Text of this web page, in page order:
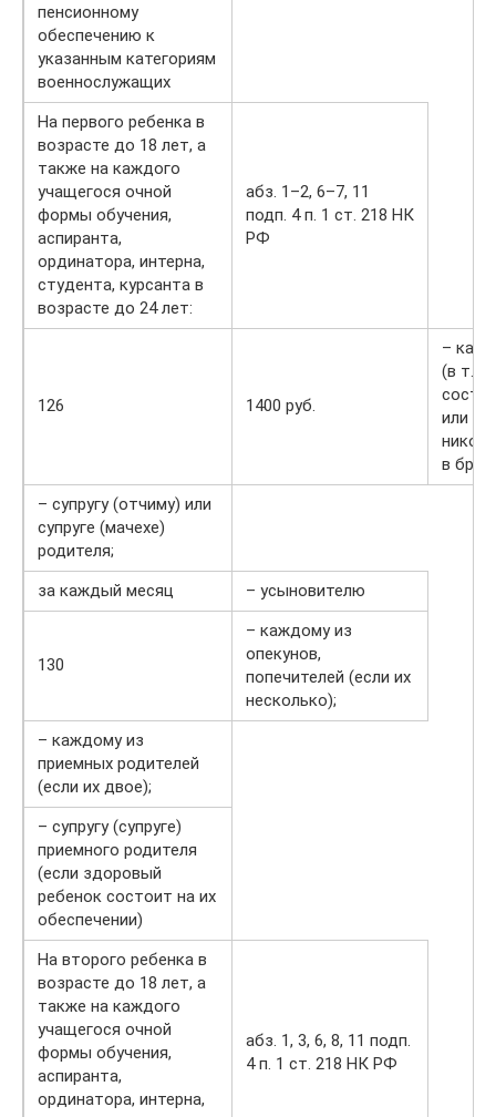
пенсионному
обеспечению к
указанным категориям
военнослужащих
На первого ребенка в
возрасте до 18 лет, а
также на каждого
учащегося очной
формы обучения,
аспиранта,
ординатора, интерна,
студента, курсанта в
возрасте до 24 лет:
абз. 1–2, 6–7, 11
подп. 4 п. 1 ст. 218 НК
РФ
126 1400 руб.
–
(в т.
или
в
– супругу (отчиму) или
супруге (мачехе)
родителя;
за каждый месяц
– усыновителю
130
– каждому из
опекунов,
попечителей (если их
несколько);
– каждому из
приемных родителей
(если их двое);
– супругу (супруге)
приемного родителя
(если здоровый
ребенок состоит на их
обеспечении)
На второго ребенка в
возрасте до 18 лет, а
также на каждого
учащегося очной
формы обучения,
аспиранта,
ординатора, интерна,
абз. 1, 3, 6, 8, 11 подп.
4 п. 1 ст. 218 НК РФ